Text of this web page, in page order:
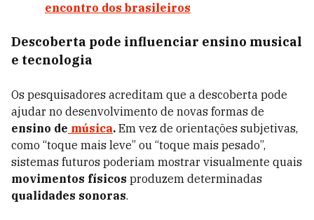
encontro dos brasileiros
Descoberta pode influenciar ensino musical
e tecnologia
Os pesquisadores acreditam que a descoberta pode
ajudar no desenvolvimento de novas formas de
ensino de música. Em vez de orientações subjetivas,
como “toque mais leve” ou “toque mais pesado”,
sistemas futuros poderiam mostrar visualmente quais
movimentos físicos produzem determinadas
qualidades sonoras.